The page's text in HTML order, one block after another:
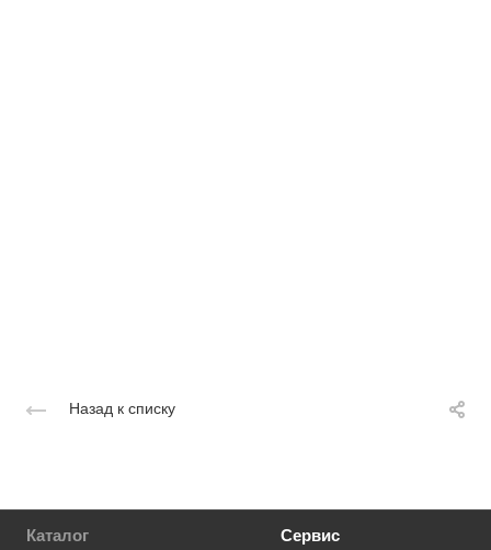
Назад к списку
Каталог Сервис